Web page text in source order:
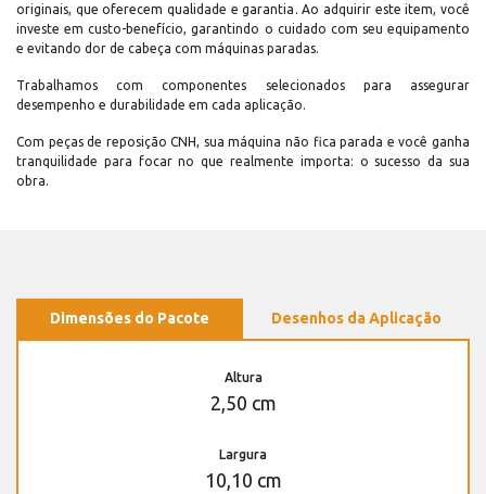
originais, que oferecem qualidade e garantia. Ao adquirir este item, você
investe em custo-benefício, garantindo o cuidado com seu equipamento
e evitando dor de cabeça com máquinas paradas.
Trabalhamos com componentes selecionados para assegurar
desempenho e durabilidade em cada aplicação.
Com peças de reposição CNH, sua máquina não fica parada e você ganha
tranquilidade para focar no que realmente importa: o sucesso da sua
obra.
Dimensões do Pacote Desenhos da Aplicação
Altura
2,50 cm
Largura
10,10 cm